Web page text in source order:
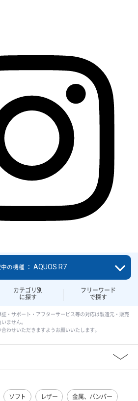
カテゴリ別
に探す
フリーワード
で探す
の機種 ： AQUOS R7
・サポート・アフターサービス等の対応は製造元・販売
ません。
わせいただきますようお願いいたします。
ソフト レザー 金属、バンパー